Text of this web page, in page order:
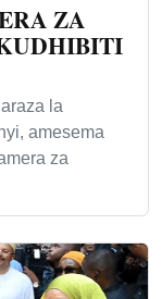
ZA
la
amesema
za